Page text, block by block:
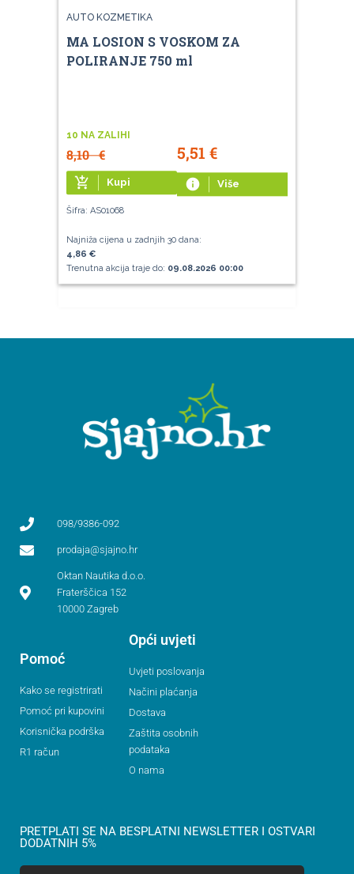
AUTO KOZMETIKA
MA LOSION S VOSKOM ZA
POLIRANJE 750 ml
10 NA ZALIHI
8,10€ 5,51 €
add_shopping_cart Kupi info Više
Šifra: AS01068
Najniža cijena u zadnjih 30 dana:
4,86 €
Trenutna akcija traje do: 09.08.2026 00:00
098/9386-092
prodaja@sjajno.hr
Oktan Nautika d.o.o.
Fraterščica 152
10000 Zagreb
Pomoć
Kako se registrirati
Pomoć pri kupovini
Korisnička podrška
R1 račun
Opći uvjeti
Uvjeti poslovanja
Načini plaćanja
Dostava
Zaštita osobnih
podataka
O nama
PRETPLATI SE NA BESPLATNI NEWSLETTER I OSTVARI
DODATNIH 5%